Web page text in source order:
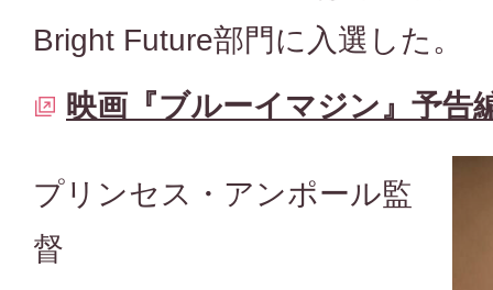
Bright Future部門に入選した。
映画『ブルーイマジン』予告
プリンセス・アンポール監
督